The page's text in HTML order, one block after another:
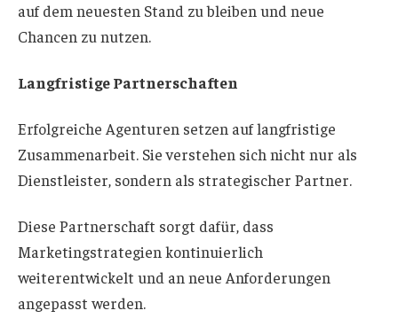
auf dem neuesten Stand zu bleiben und neue
Chancen zu nutzen.
Langfristige Partnerschaften
Erfolgreiche Agenturen setzen auf langfristige
Zusammenarbeit. Sie verstehen sich nicht nur als
Dienstleister, sondern als strategischer Partner.
Diese Partnerschaft sorgt dafür, dass
Marketingstrategien kontinuierlich
weiterentwickelt und an neue Anforderungen
angepasst werden.